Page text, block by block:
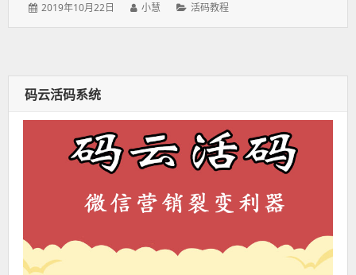
发
2019年10月22日
作
小慧
分
活码教程
码云活码系统